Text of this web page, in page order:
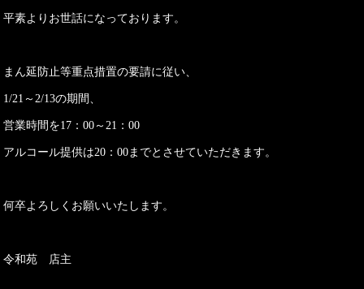
平素よりお世話になっております。
まん延防止等重点措置の要請に従い、
1/21～2/13の期間、
営業時間を17：00～21：00
アルコール提供は20：00までとさせていただきます。
何卒よろしくお願いいたします。
令和苑 店主